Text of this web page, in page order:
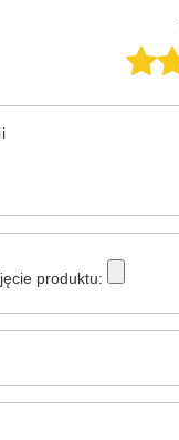
produktu: